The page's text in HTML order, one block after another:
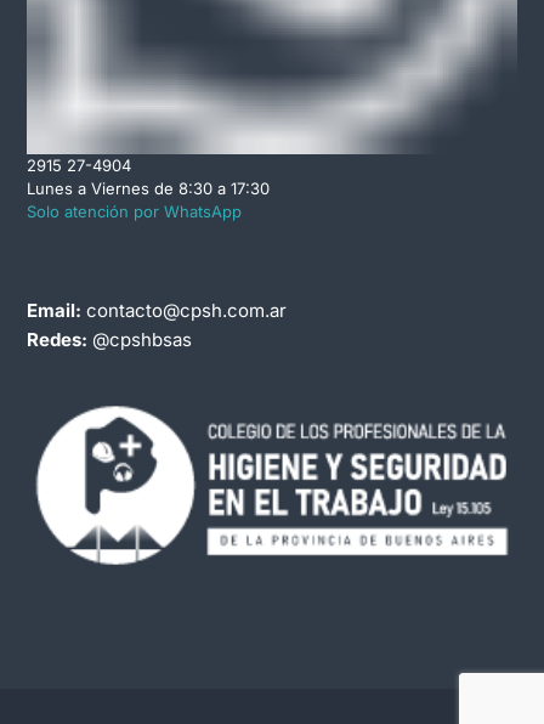
2915 27-4904
Lunes a Viernes de 8:30 a 17:30
Solo atención por WhatsApp
Email: contacto@cpsh.com.ar
Redes: @cpshbsas